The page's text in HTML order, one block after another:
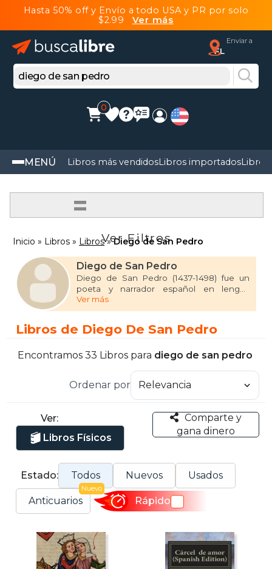
Hasta 50% off y Envío a todo USA y PR por solo
$2.99 Ver más
Enviar a
FL
0
MENÚ Libros más vendidosLibros importadosLibros
=
Ver Filtros
Inicio Libros Libros Diego de San Pedro
Diego de San Pedro
Diego de San Pedro (1437-1498) fue un
poeta y narrador español en lengua
castellana del Prerrenacimiento, autor de
la novela sentimental Cárcel de amor
de su tiempo: ya en vida fue reimpresa y
y flamenco, a fines del siglo XV y a lo largo
Ver más
Libros de Diego De San Pedro
Encontramos 33 Libros para diego de san pedro
Ordenar por
Ver:
Libros Físicos
Comparte y
gana dinero
Estado: Todos Nuevos Usados
Anticuarios
Nuevo
Rápido